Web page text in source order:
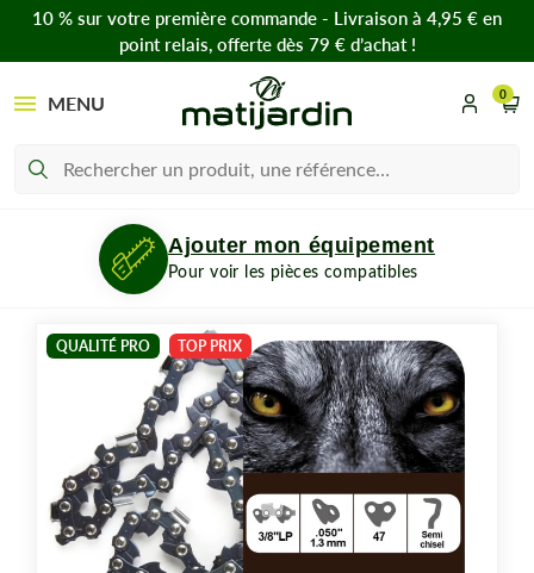
10 % sur votre première commande - Livraison à 4,95 € en
point relais, offerte dès 79 € d’achat !
MENU 0
Ajouter mon équipement
Pour voir les pièces compatibles
QUALITÉ PRO TOP PRIX